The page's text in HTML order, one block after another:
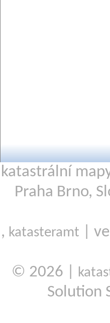
katastrální
Praha Brno,
, katasteramt
|
© 2026 |
Solution